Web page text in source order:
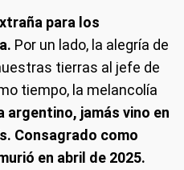
para los
Por un lado, la alegría de
tierras al jefe de
tiempo, la melancolía
argentino, jamás vino en
Consagrado como
en abril de 2025.